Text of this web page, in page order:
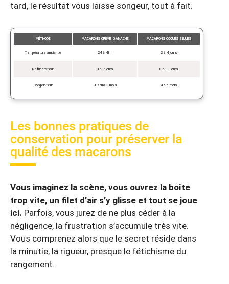
tard, le résultat vous laisse songeur, tout à fait.
MÉTHODE MACARONS CRÈME, GANACHE MACARONS COQUES SEULES
Température ambiante 24 à 48 h 2 à 4 jours
Réfrigérateur 3 à 7 jours 8 à 10 jours
Congélateur Jusqu’à 3 mois 4 à 6 mois
Les bonnes pratiques de
conservation pour préserver la
qualité des macarons
Vous imaginez la scène, vous ouvrez la boîte
trop vite, un filet d’air s’y glisse et tout se joue
ici. Parfois, vous jurez de ne plus céder à la
négligence, la frustration s’accumule très vite.
Vous comprenez alors que le secret réside dans
la minutie, la rigueur, presque le fétichisme du
rangement.